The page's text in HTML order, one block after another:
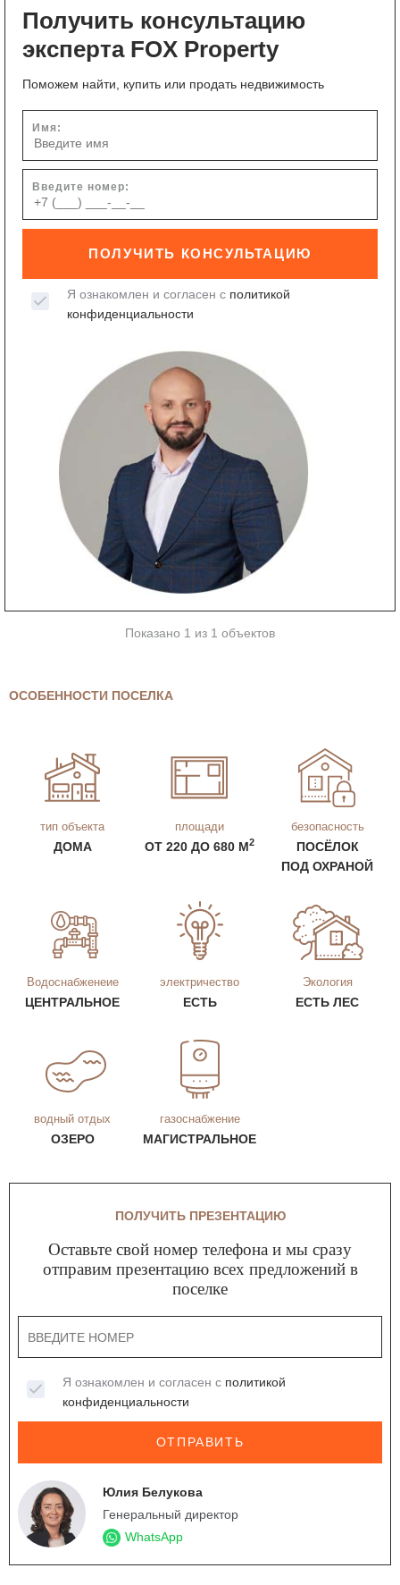
Получить консультацию
эксперта FOX Property
Поможем найти, купить или продать недвижимость
Имя:
Введите номер:
ПОЛУЧИТЬ КОНСУЛЬТАЦИЮ
Я ознакомлен и согласен с политикой
конфиденциальности
Показано 1 из 1 объектов
ОСОБЕННОСТИ ПОСЕЛКА
тип объекта
ДОМА
площади
ОТ 220 ДО 680 М2
безопасность
ПОСЁЛОК
ПОД ОХРАНОЙ
Водоснабженеие
ЦЕНТРАЛЬНОЕ
электричество
ЕСТЬ
Экология
ЕСТЬ ЛЕС
водный отдых
ОЗЕРО
газоснабжение
МАГИСТРАЛЬНОЕ
ПОЛУЧИТЬ ПРЕЗЕНТАЦИЮ
Оставьте свой номер телефона и мы сразу
отправим презентацию всех предложений в
поселке
Я ознакомлен и согласен с политикой
конфиденциальности
ОТПРАВИТЬ
Юлия Белукова
Генеральный директор
WhatsApp